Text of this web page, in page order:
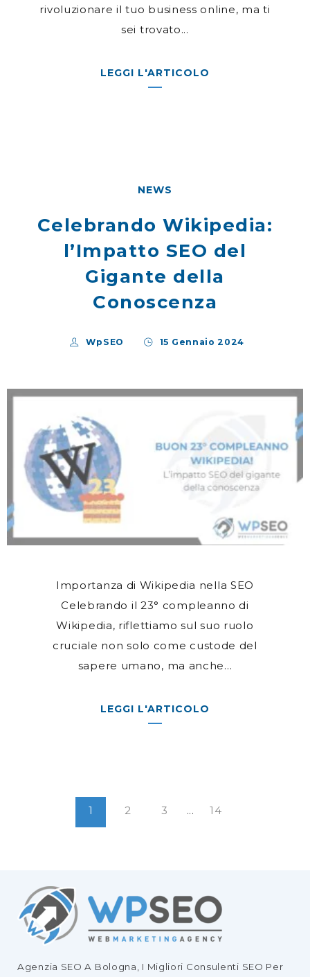
rivoluzionare il tuo business online, ma ti
sei trovato...
LEGGI L'ARTICOLO
NEWS
Celebrando Wikipedia:
l’Impatto SEO del
Gigante della
Conoscenza
WpSEO 15 Gennaio 2024
Importanza di Wikipedia nella SEO
Celebrando il 23° compleanno di
Wikipedia, riflettiamo sul suo ruolo
cruciale non solo come custode del
sapere umano, ma anche...
LEGGI L'ARTICOLO
1 2 3 ... 14
Agenzia SEO A Bologna, I Migliori Consulenti SEO Per